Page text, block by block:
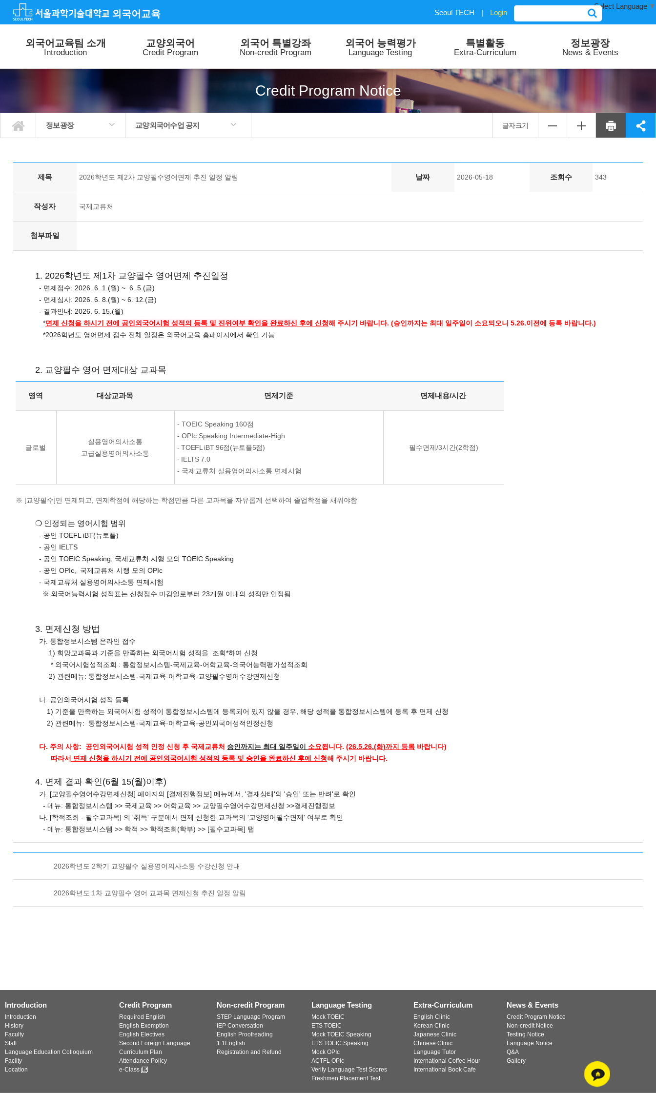
Select Language ▼
외국어교육 Seoul TECH | Login
외국어교육팀 소개
Introduction
교양외국어
Credit Program
외국어 특별강좌
Non-credit Program
외국어 능력평가
Language Testing
특별활동
Extra-Curriculum
정보광장
News & Events
Credit Program Notice
정보광장
외국어교육팀 소개
교양외국어
외국어 특별강좌
외국어 능력평가
특별활동
정보광장
교양외국어수업 공지
교양외국어수업 공지
외국어특별강좌 공지
외국어능력평가 공지
외국어교육 공지
질문과답변
사진갤러리
글자크기
제목 2026학년도 제2차 교양필수영어면제 추진 일정 알림 날짜 2026-05-18 조회수 343
작성자 국제교류처
첨부파일
1. 2026학년도 제1차 교양필수 영어면제 추진일정
- 면제접수: 2026. 6. 1.(월) ~ 6. 5.(금)
- 면제심사: 2026. 6. 8.(월) ~ 6. 12.(금)
- 결과안내: 2026. 6. 15.(월)
*면제 신청을 하시기 전에 공인외국어시험 성적의 등록 및 진위여부 확인을 완료하신 후에 신청해 주시기 바랍니다. (승인까지는 최대 일주일이 소요되오니 5.26.이전에 등록 바랍니다.)
*2026학년도 영어면제 접수 전체 일정은 외국어 교육 홈페이지에서 확인 가능
2. 교양필수 영어 면제대상 교과목
영역 대상교과목 면제기준 면제내용/시간
글로벌
실용영어의사소통
고급실용영어의사소통
- TOEIC Speaking 160점
- OPIc Speaking Intermediate-High
- TOEFL iBT 96점(뉴토플5점)
- IELTS 7.0
- 국제교류처 실용영어의사소통 면제시험
필수면제/3시간(2학점)
※ [교양필수]만 면제되고, 면제학점에 해당하는 학점만큼 다른 교과목을 자유롭게 선택하여 졸업학점을 채워야함
❍ 인정되는 영어시험 범위
- 공인 TOEFL iBT(뉴토플)
- 공인 IELTS
- 공인 TOEIC Speaking, 국제교류처 시행 모의 TOEIC Speaking
- 공인 OPIc, 국제교류처 시행 모의 OPIc
- 국제교류처 실용영어의사소통 면제시험
※ 외국어능력시험 성적표는 신청접수 마감일로부터 23개월 이내의 성적만 인정됨
3. 면제신청 방법
가. 통합정보시스템 온라인 접수
1) 희망교과목과 기준을 만족하는 외국어시험 성적을 조회*하여 신청
* 외국어시험성적조회 : 통합정보시스템-국제교육-어학교육-외국어능력평가성적조회
2) 관련메뉴: 통합정보시스템-국제교육-어학교육-교양필수영어수강면제신청
나. 공인외국어시험 성적 등록
1) 기준을 만족하는 외국어시험 성적이 통합정보시스템에 등록되어 있지 않을 경우, 해당 성적을 통합정보시스템에 등록 후 면제 신청
2) 관련메뉴: 통합정보시스템-국제교육-어학교육-공인외국어성적인정신청
다. 주의 사항: 공인외국어시험 성적 인정 신청 후 국제교류처 승인까지는 최대 일주일이 소요됩니다. (26.5.26.(화)까지 등록바랍니다)
따라서 면제 신청을 하시기 전에 공인외국어시험 성적의 등록 및 승인을 완료하신 후에 신청해 주시기 바랍니다.
4. 면제 결과 확인(6월 15(월)이후)
가. [교양필수영어수강면제신청] 페이지의 [결제진행정보] 메뉴에서, '결재상태'의 '승인' 또는 반려'로 확인
- 메뉴: 통합정보시스템 >> 국제교육 >> 어학교육 >> 교양필수영어수강면제신청 >>결제진행정보
나. [학적조회 - 필수교과목] 의 '취득' 구분에서 면제 신청한 교과목의 '교양영어필수면제' 여부로 확인
- 메뉴: 통합정보시스템 >> 학적 >> 학적조회(학부) >> [필수교과목] 탭
2026학년도 2학기 교양필수 실용영어의사소통 수강신청 안내
2026학년도 1차 교양필수 영어 교과목 면제신청 추진 일정 알림
Introduction
Introduction
History
Faculty
Staff
Language Education Colloquium
Facilty
Location
Credit Program
Required English
English Exemption
English Electives
Second Foreign Language
Curriculum Plan
Attendance Policy
e-Class
Non-credit Program
STEP Language Program
IEP Conversation
English Proofreading
1:1English
Registration and Refund
Language Testing
Mock TOEIC
ETS TOEIC
Mock TOEIC Speaking
ETS TOEIC Speaking
Mock OPIc
ACTFL OPIc
Verify Language Test Scores
Freshmen Placement Test
Extra-Curriculum
English Clinic
Korean Clinic
Japanese Clinic
Chinese Clinic
Language Tutor
International Coffee Hour
International Book Cafe
News & Events
Credit Program Notice
Non-credit Notice
Testing Notice
Language Notice
Q&A
Gallery